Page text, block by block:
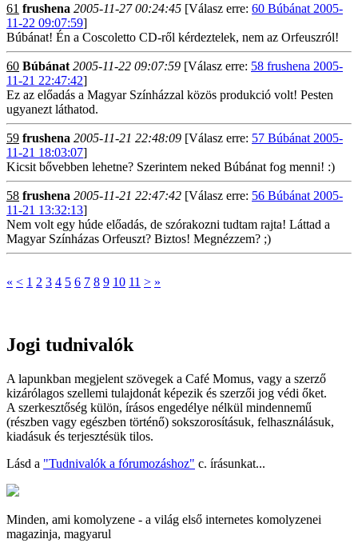
61 frushena 2005-11-27 00:24:45 [Válasz erre: 60 Búbánat 2005-
11-22 09:07:59]
Búbánat! Én a Coscoletto CD-ről kérdeztelek, nem az Orfeuszról!
60 Búbánat 2005-11-22 09:07:59 [Válasz erre: 58 frushena 2005-
11-21 22:47:42]
Ez az előadás a Magyar Színházzal közös produkció volt! Pesten
ugyanezt láthatod.
59 frushena 2005-11-21 22:48:09 [Válasz erre: 57 Búbánat 2005-
11-21 18:03:07]
Kicsit bővebben lehetne? Szerintem neked Búbánat fog menni! :)
58 frushena 2005-11-21 22:47:42 [Válasz erre: 56 Búbánat 2005-
11-21 13:32:13]
Nem volt egy húde előadás, de szórakozni tudtam rajta! Láttad a
Magyar Színházas Orfeuszt? Biztos! Megnézzem? ;)
« < 1 2 3 4 5 6 7 8 9 10 11 > »
Jogi tudnivalók
A lapunkban megjelent szövegek a Café Momus, vagy a szerző
kizárólagos szellemi tulajdonát képezik és szerzői jog védi őket.
A szerkesztőség külön, írásos engedélye nélkül mindennemű
(részben vagy egészben történő) sokszorosításuk, felhasználásuk,
kiadásuk és terjesztésük tilos.
Lásd a "Tudnivalók a fórumozáshoz" c. írásunkat...
Minden, ami komolyzene - a világ első internetes komolyzenei
magazinja, magyarul